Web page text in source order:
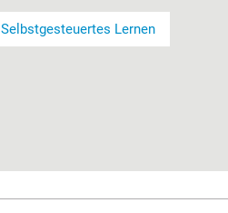
Selbstgesteuertes Lernen